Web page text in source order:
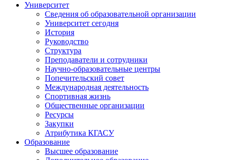
Университет
Сведения об образовательной организации
Университет сегодня
История
Руководство
Структура
Преподаватели и сотрудники
Научно-образовательные центры
Попечительский совет
Международная деятельность
Спортивная жизнь
Общественные организации
Ресурсы
Закупки
Атрибутика КГАСУ
Образование
Высшее образование